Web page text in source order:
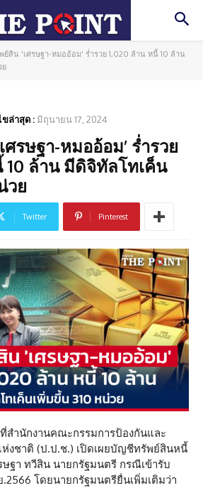
ย์สิน 'เศรษฐา-หมออ้อม' ร่ำรวย 1,020 ล้าน หนี้ 10 ล้าน
ย
ขล่าสุด : มิถุนายน 17, 2024
ศรษฐา-หมออ้อม’ ร่ำรวย
10 ล้าน มีดิจิทัลโทเค็น
วย
Twitter Pinterest
ที่สำนักงานคณะกรรมการป้องกันและ
งชาติ (ป.ป.ช.) เปิดเผยบัญชีทรัพย์สินหนี้
ษฐา ทวีสิน นายกรัฐมนตรี กรณีเข้ารับ
โดยนายกรัฐมนตรียื่นเพิ่มเติมว่า